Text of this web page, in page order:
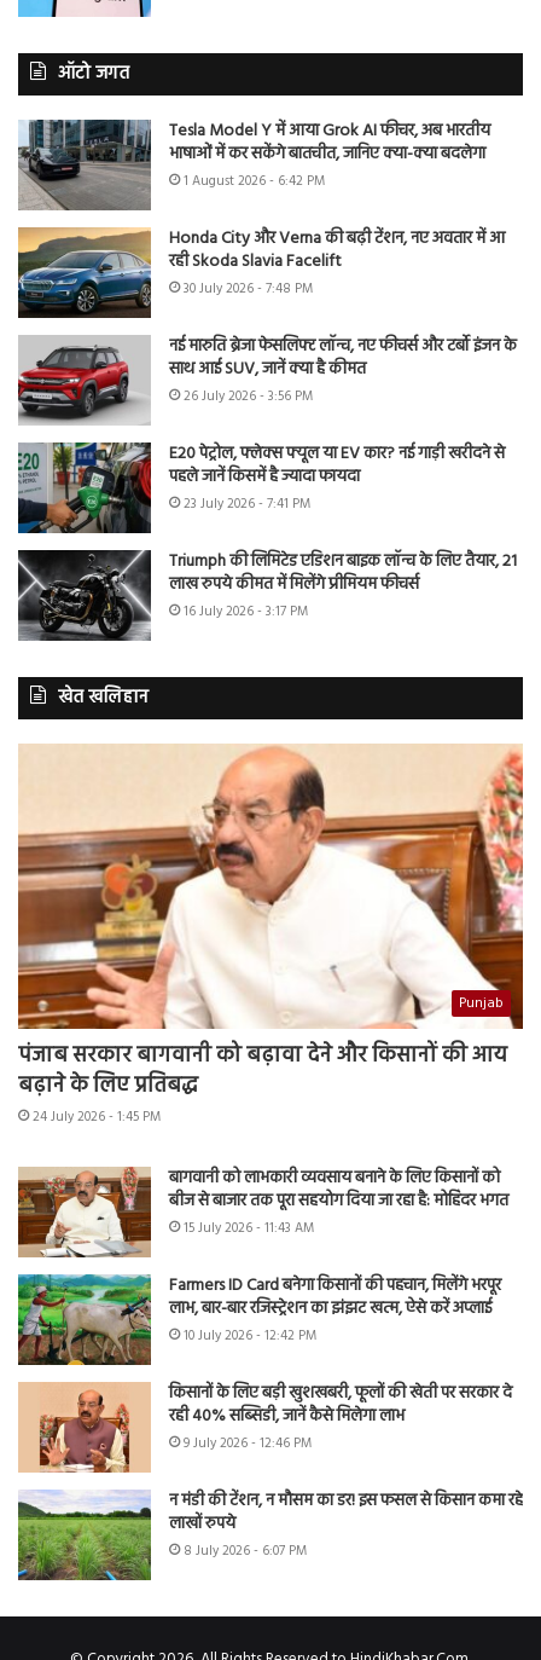
ऑटो जगत
Tesla Model Y में आया Grok AI फीचर, अब भारतीय
भाषाओं में कर सकेंगे बातचीत, जानिए क्या-क्या बदलेगा
1 August 2026 - 6:42 PM
Honda City और Verna की बढ़ी टेंशन, नए अवतार में आ
रही Skoda Slavia Facelift
30 July 2026 - 7:48 PM
नई मारुति ब्रेजा फेसलिफ्ट लॉन्च, नए फीचर्स और टर्बो इंजन के
साथ आई SUV, जानें क्या है कीमत
26 July 2026 - 3:56 PM
E20 पेट्रोल, फ्लेक्स फ्यूल या EV कार? नई गाड़ी खरीदने से
पहले जानें किसमें है ज्यादा फायदा
23 July 2026 - 7:41 PM
Triumph की लिमिटेड एडिशन बाइक लॉन्च के लिए तैयार, 21
लाख रुपये कीमत में मिलेंगे प्रीमियम फीचर्स
16 July 2026 - 3:17 PM
खेत खलिहान
Punjab
पंजाब सरकार बागवानी को बढ़ावा देने और किसानों की आय
बढ़ाने के लिए प्रतिबद्ध
24 July 2026 - 1:45 PM
बागवानी को लाभकारी व्यवसाय बनाने के लिए किसानों को
बीज से बाजार तक पूरा सहयोग दिया जा रहा है: मोहिंदर भगत
15 July 2026 - 11:43 AM
Farmers ID Card बनेगा किसानों की पहचान, मिलेंगे भरपूर
लाभ, बार-बार रजिस्ट्रेशन का झंझट खत्म, ऐसे करें अप्लाई
10 July 2026 - 12:42 PM
किसानों के लिए बड़ी खुशखबरी, फूलों की खेती पर सरकार दे
रही 40% सब्सिडी, जानें कैसे मिलेगा लाभ
9 July 2026 - 12:46 PM
न मंडी की टेंशन, न मौसम का डर! इस फसल से किसान कमा रहे
लाखों रुपये
8 July 2026 - 6:07 PM